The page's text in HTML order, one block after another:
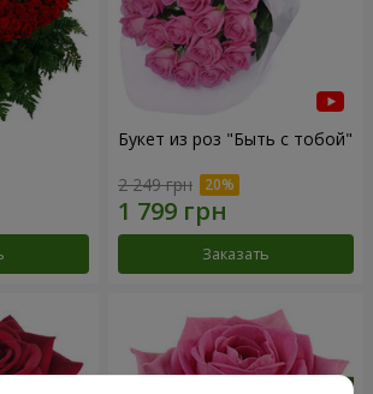
Букет из роз "Быть с тобой"
2 249 грн
Заказать